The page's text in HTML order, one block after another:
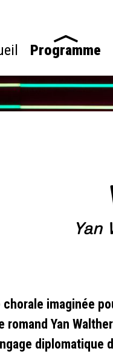
Programme
Yan
imaginée
romand Yan
diplomatique